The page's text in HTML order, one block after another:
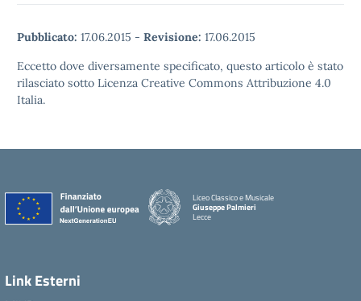
Pubblicato: 17.06.2015 - Revisione: 17.06.2015
Eccetto dove diversamente specificato, questo articolo è stato
rilasciato sotto Licenza Creative Commons Attribuzione 4.0
Italia.
Liceo Classico e Musicale
Giuseppe Palmieri
Lecce
Link Esterni